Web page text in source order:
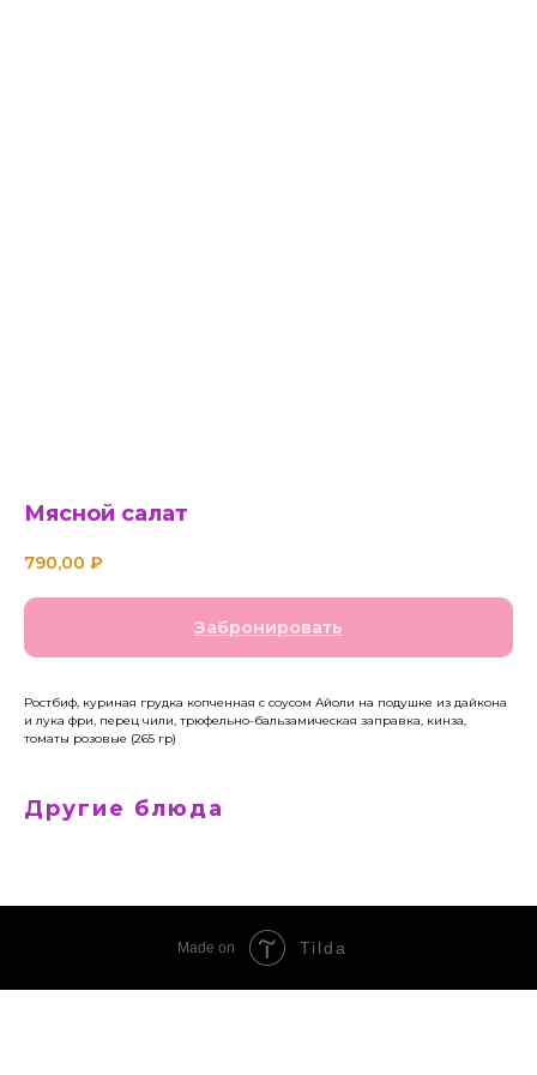
Мясной салат
790,00 ₽
Забронировать
Ростбиф, куриная грудка копченная с соусом Айоли на подушке из дайкона
и лука фри, перец чили, трюфельно-бальзамическая заправка, кинза,
томаты розовые (265 гр)
Другие блюда
Made on Tilda